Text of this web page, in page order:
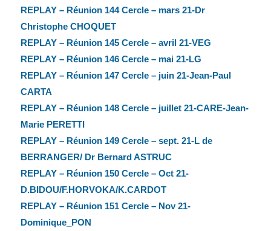
REPLAY – Réunion 144 Cercle – mars 21-Dr
Christophe CHOQUET
REPLAY – Réunion 145 Cercle – avril 21-VEG
REPLAY – Réunion 146 Cercle – mai 21-LG
REPLAY – Réunion 147 Cercle – juin 21-Jean-Paul
CARTA
REPLAY – Réunion 148 Cercle – juillet 21-CARE-Jean-
Marie PERETTI
REPLAY – Réunion 149 Cercle – sept. 21-L de
BERRANGER/ Dr Bernard ASTRUC
REPLAY – Réunion 150 Cercle – Oct 21-
D.BIDOU/F.HORVOKA/K.CARDOT
REPLAY – Réunion 151 Cercle – Nov 21-
Dominique_PON